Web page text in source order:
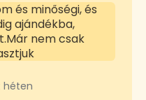
és minőségi, és
ajándékba,
nem csak
héten